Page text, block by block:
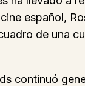
español,
de una
continuó